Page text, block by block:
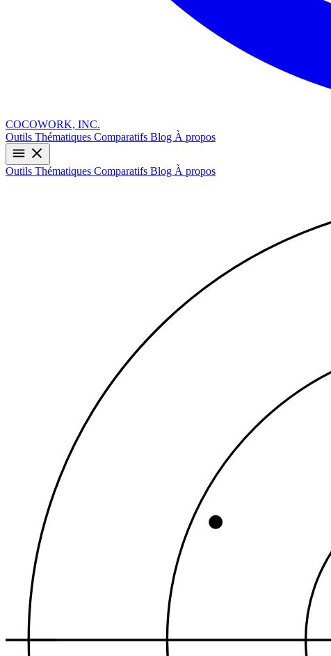
COCOWORK, INC.
Outils Thématiques Comparatifs Blog À propos
Outils Thématiques Comparatifs Blog À propos